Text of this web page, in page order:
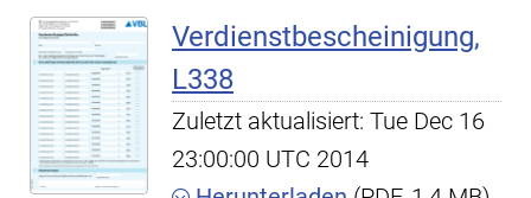
Verdienstbescheinigung,
L338
Zuletzt aktualisiert: Tue Dec 16
23:00:00 UTC 2014